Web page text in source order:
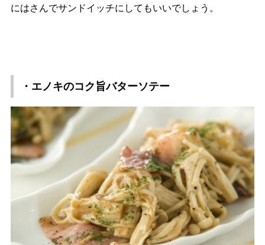
にはさんでサンドイッチにしてもいいでしょう。
・エノキのコク旨バターソテー